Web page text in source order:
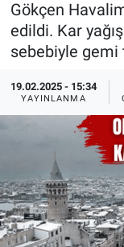
Gökçen
edildi. Kar
sebebiyle gemi
19.02.2025 - 15:34
YAYINLANMA
Eğitim
Eğlence
Ekonomi
Forum
Gerçeğin
Gün